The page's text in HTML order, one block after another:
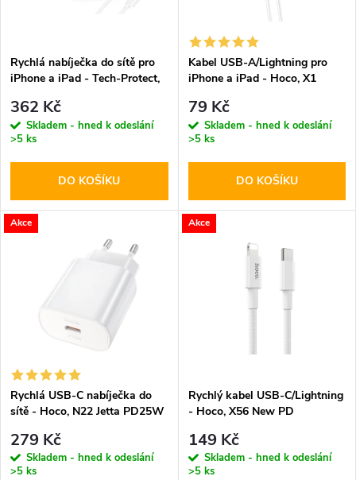
p
r
o
d
u
s
p
r
o
d
ů
Rychlá nabíječka do sítě pro
iPhone a iPad - Tech-Protect,
362 Kč
Skladem - hned k odeslání
>5 ks
DO KOŠÍKU
Kabel USB-A/Lightning pro
iPhone a iPad - Hoco, X1
79 Kč
Skladem - hned k odeslání
>5 ks
DO KOŠÍKU
Akce
Rychlá USB-C nabíječka do
sítě - Hoco, N22 Jetta PD25W
279 Kč
Skladem - hned k odeslání
>5 ks
Akce
Rychlý kabel USB-C/Lightning
- Hoco, X56 New PD
149 Kč
Skladem - hned k odeslání
>5 ks